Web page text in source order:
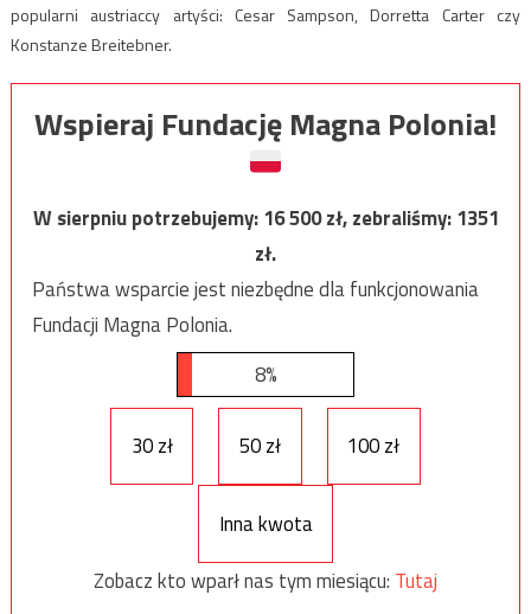
popularni austriaccy artyści: Cesar Sampson, Dorretta Carter czy
Konstanze Breitebner.
Wspieraj Fundację Magna Polonia!
W sierpniu potrzebujemy:16 500zł, zebraliśmy:1351
zł.
Państwa wsparcie jest niezbędne dla funkcjonowania
Fundacji Magna Polonia.
8%
30 zł 50 zł 100 zł
Inna kwota
Zobacz kto wparł nas tym miesiącu: Tutaj